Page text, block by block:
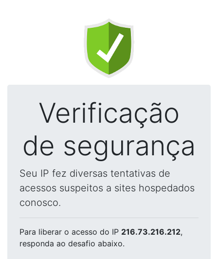
Verificação
de segurança
Seu IP fez diversas tentativas de
acessos suspeitos a sites hospedados
conosco.
Para liberar o acesso do IP 216.73.216.212,
responda ao desafio abaixo.